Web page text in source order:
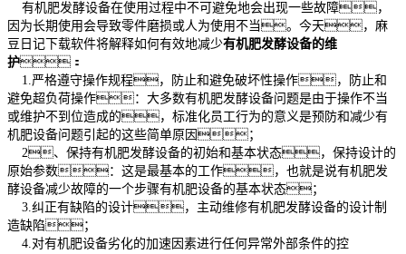
有机肥发酵设备在使用过程中不可避免地会出现一些故障，
因为长期使用会导致零件磨损或人为使用不当。今天，麻
豆日记下载软件将解释如何有效地减少有机肥发酵设备的维
护：
1.严格遵守操作规程，防止和避免破坏性操作，防止和
避免超负荷操作：大多数有机肥发酵设备问题是由于操作不当
或维护不到位造成的，标准化员工行为的意义是预防和减少有
机肥设备问题引起的这些简单原因；
2、保持有机肥发酵设备的初始和基本状态，保持设计的
原始参数：这是最基本的工作，也就是说有机肥发
酵设备减少故障的一个步骤有机肥设备的基本状态；
3.纠正有缺陷的设计，主动维修有机肥发酵设备的设计制
造缺陷；
4.对有机肥设备劣化的加速因素进行任何异常外部条件的控